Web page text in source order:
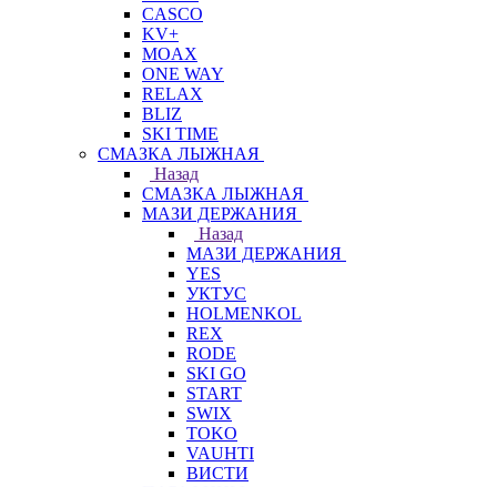
CASCO
KV+
MOAX
ONE WAY
RELAX
BLIZ
SKI TIME
СМАЗКА ЛЫЖНАЯ
Назад
СМАЗКА ЛЫЖНАЯ
МАЗИ ДЕРЖАНИЯ
Назад
МАЗИ ДЕРЖАНИЯ
YES
УКТУС
HOLMENKOL
REX
RODE
SKI GO
START
SWIX
TOKO
VAUHTI
ВИСТИ